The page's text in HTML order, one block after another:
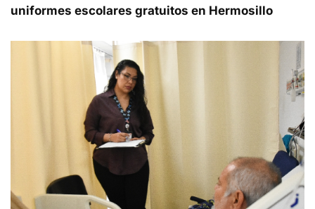
uniformes escolares gratuitos en Hermosillo